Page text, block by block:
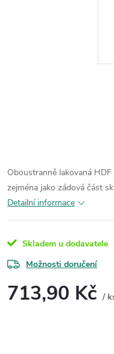
Oboustranně lakovaná
zejména jako zádová část
Detailní informace
Skladem u dodavatele
Možnosti doručení
713,90 Kč /